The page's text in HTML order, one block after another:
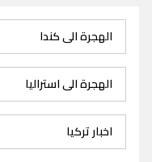
الهجرة الى كندا
الهجرة الى استراليا
اخبار تركيا